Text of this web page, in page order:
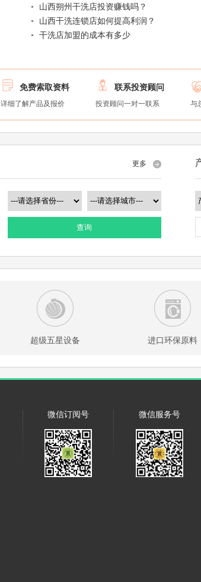
山西朔州干洗店投资赚钱吗？
山西干洗连锁店如何提高利润？
干洗店加盟的成本有多少
 免费索取资料
详细了解产品及报价
 联系投资顾问
投资顾问一对一联系 与
更多
查询
超级五星设备 进口环保原料
微信订阅号 微信服务号